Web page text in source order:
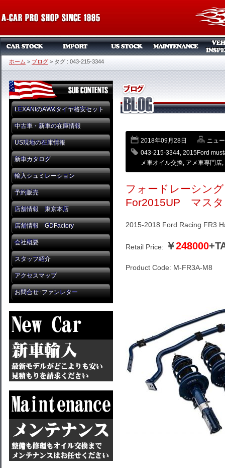
ホーム > ブログ > タグ : 043-215-3344
LEXANIのAW&タイヤ格安セット
中古車・新車の在庫情報
US現地の在庫情報
新車カタログ
輸入シュミレーション
予約販売
店舗情報 東京本店
店舗情報 GDFactory
会社概要
スタッフ紹介
アクセスマップ
お問合せ･ファンレター
2018年09月28日
ニュ
043-215-3344, 2015Ford
メ車オイル交換, アメ車専門店,
フォードレーシ
For2015UP マス
2015-2018 Ford Racing FR3
Retail Price: ￥248000
Product Code: M-FR3A-M8